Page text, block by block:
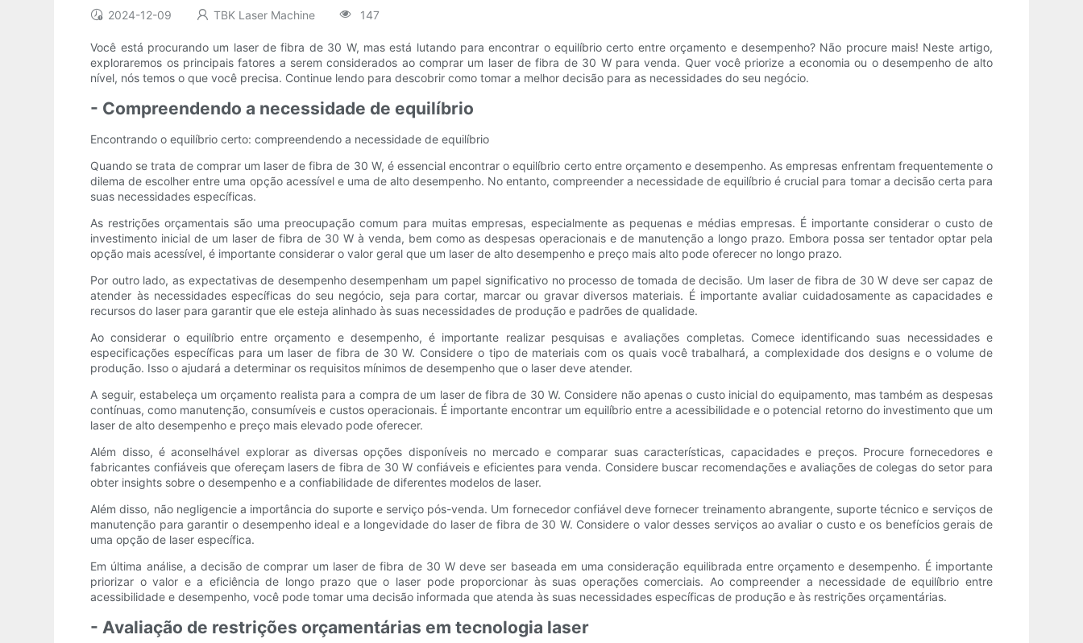
2024-12-09 TBK Laser Machine 147
Você está procurando um laser de fibra de 30 W, mas está lutando para encontrar o equilíbrio certo entre orçamento e desempenho? Não procure mais! Neste artigo,
exploraremos os principais fatores a serem considerados ao comprar um laser de fibra de 30 W para venda. Quer você priorize a economia ou o desempenho de alto
nível, nós temos o que você precisa. Continue lendo para descobrir como tomar a melhor decisão para as necessidades do seu negócio.
- Compreendendo a necessidade de equilíbrio
Encontrando o equilíbrio certo: compreendendo a necessidade de equilíbrio
Quando se trata de comprar um laser de fibra de 30 W, é essencial encontrar o equilíbrio certo entre orçamento e desempenho. As empresas enfrentam frequentemente o
dilema de escolher entre uma opção acessível e uma de alto desempenho. No entanto, compreender a necessidade de equilíbrio é crucial para tomar a decisão certa para
suas necessidades específicas.
As restrições orçamentais são uma preocupação comum para muitas empresas, especialmente as pequenas e médias empresas. É importante considerar o custo de
investimento inicial de um laser de fibra de 30 W à venda, bem como as despesas operacionais e de manutenção a longo prazo. Embora possa ser tentador optar pela
opção mais acessível, é importante considerar o valor geral que um laser de alto desempenho e preço mais alto pode oferecer no longo prazo.
Por outro lado, as expectativas de desempenho desempenham um papel significativo no processo de tomada de decisão. Um laser de fibra de 30 W deve ser capaz de
atender às necessidades específicas do seu negócio, seja para cortar, marcar ou gravar diversos materiais. É importante avaliar cuidadosamente as capacidades e
recursos do laser para garantir que ele esteja alinhado às suas necessidades de produção e padrões de qualidade.
Ao considerar o equilíbrio entre orçamento e desempenho, é importante realizar pesquisas e avaliações completas. Comece identificando suas necessidades e
especificações específicas para um laser de fibra de 30 W. Considere o tipo de materiais com os quais você trabalhará, a complexidade dos designs e o volume de
produção. Isso o ajudará a determinar os requisitos mínimos de desempenho que o laser deve atender.
A seguir, estabeleça um orçamento realista para a compra de um laser de fibra de 30 W. Considere não apenas o custo inicial do equipamento, mas também as despesas
contínuas, como manutenção, consumíveis e custos operacionais. É importante encontrar um equilíbrio entre a acessibilidade e o potencial retorno do investimento que um
laser de alto desempenho e preço mais elevado pode oferecer.
Além disso, é aconselhável explorar as diversas opções disponíveis no mercado e comparar suas características, capacidades e preços. Procure fornecedores e
fabricantes confiáveis ​​que ofereçam lasers de fibra de 30 W confiáveis ​​e eficientes para venda. Considere buscar recomendações e avaliações de colegas do setor para
obter insights sobre o desempenho e a confiabilidade de diferentes modelos de laser.
Além disso, não negligencie a importância do suporte e serviço pós-venda. Um fornecedor confiável deve fornecer treinamento abrangente, suporte técnico e serviços de
manutenção para garantir o desempenho ideal e a longevidade do laser de fibra de 30 W. Considere o valor desses serviços ao avaliar o custo e os benefícios gerais de
uma opção de laser específica.
Em última análise, a decisão de comprar um laser de fibra de 30 W deve ser baseada em uma consideração equilibrada entre orçamento e desempenho. É importante
priorizar o valor e a eficiência de longo prazo que o laser pode proporcionar às suas operações comerciais. Ao compreender a necessidade de equilíbrio entre
acessibilidade e desempenho, você pode tomar uma decisão informada que atenda às suas necessidades específicas de produção e às restrições orçamentárias.
- Avaliação de restrições orçamentárias em tecnologia laser